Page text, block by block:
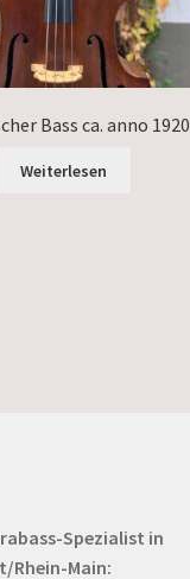
Bass ca. anno 1920
Weiterlesen
Spezialist in
Rhein-Main: